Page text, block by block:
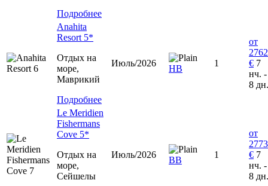
Подробнее
Anahita
Resort 5*
Отдых на
море,
Маврикий
Подробнее
Июль/2026
HB
1
от
2762
€ 7
нч. -
8 дн.
Le Meridien
Fishermans
Cove 5*
Отдых на
море,
Сейшелы
Июль/2026
ВВ
1
от
2773
€ 7
нч. -
8 дн.